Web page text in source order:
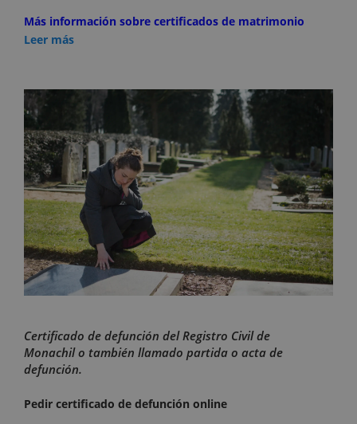
Más información sobre certificados de matrimonio
Leer más
Certificado de defunción del Registro Civil de
Monachil o también llamado partida o acta de
defunción.
Pedir certificado de defunción online